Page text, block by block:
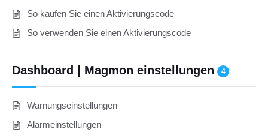
So kaufen Sie einen Aktivierungscode
So verwenden Sie einen Aktivierungscode
Dashboard | Magmon einstellungen 4
Warnungseinstellungen
Alarmeinstellungen